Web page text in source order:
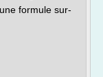
formule sur-